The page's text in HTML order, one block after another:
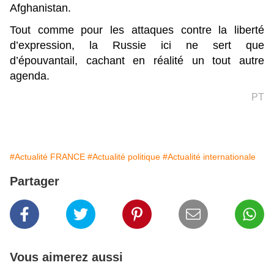
Afghanistan.
Tout comme pour les attaques contre la liberté
d’expression, la Russie ici ne sert que
d’épouvantail, cachant en réalité un tout autre
agenda.
PT
#Actualité FRANCE #Actualité politique #Actualité internationale
Partager
Vous aimerez aussi